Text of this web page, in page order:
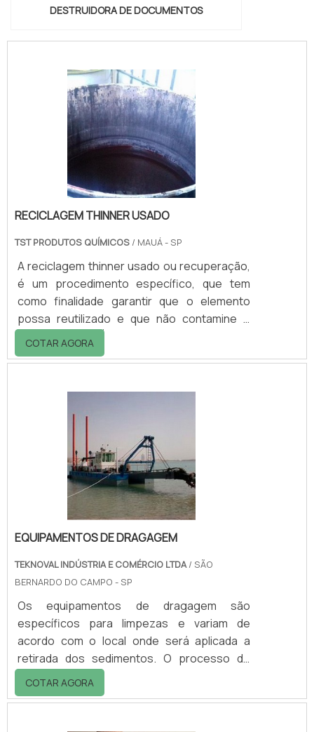
DESTRUIDORA DE DOCUMENTOS
RECICLAGEM THINNER USADO
TST PRODUTOS QUÍMICOS / MAUÁ - SP
A reciclagem thinner usado ou recuperação,
é um procedimento específico, que tem
como finalidade garantir que o elemento
possa reutilizado e que não contamine o
meio ambiente. É um procedimento que deve
ser realizado apenas por empresas
reciclagem do thinnerO thinner trata-se de
prejudicial ao meio ambiente e a saúde. Por
isso é importante que ele seja encaminhado
para lugares.
COTAR AGORA
EQUIPAMENTOS DE DRAGAGEM
TEKNOVAL INDÚSTRIA E COMÉRCIO LTDA/ SÃO
BERNARDO DO CAMPO - SP
Os equipamentos de dragagem são
específicos para limpezas e variam de
acordo com o local onde será aplicada a
retirada dos sedimentos. O processo de
dragagem é imprescindível, pois garante uma
melhoria significativa no transporte marítimo
ambiente. Rios e mares são recursos
COTAR AGORA